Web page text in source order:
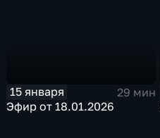
15 января
29 мин
Эфир от 18.01.2026